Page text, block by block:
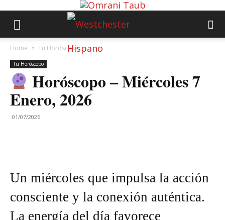
Home Tu Horóscopo
Tu Horóscopo
Horóscopo – Miércoles 7
Enero, 2026
01/07/2026
Un miércoles que impulsa la acción
consciente y la conexión auténtica.
La energía del día favorece